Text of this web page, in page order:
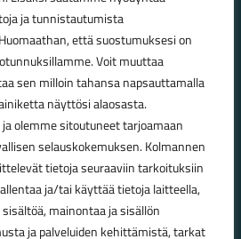
ja tunnistautumista
että suostumuksesi on
Voit muuttaa
sen milloin tahansa napsauttamalla
näyttösi alaosasta.
olemme sitoutuneet tarjoamaan
selauskokemuksen. Kolmannen
tietoja seuraaviin tarkoituksiin
ja/tai käyttää tietoja laitteella,
mainontaa ja sisällön
ja palveluiden kehittämistä, tarkat
– 30.9.2026)
– suljettu
- 2026